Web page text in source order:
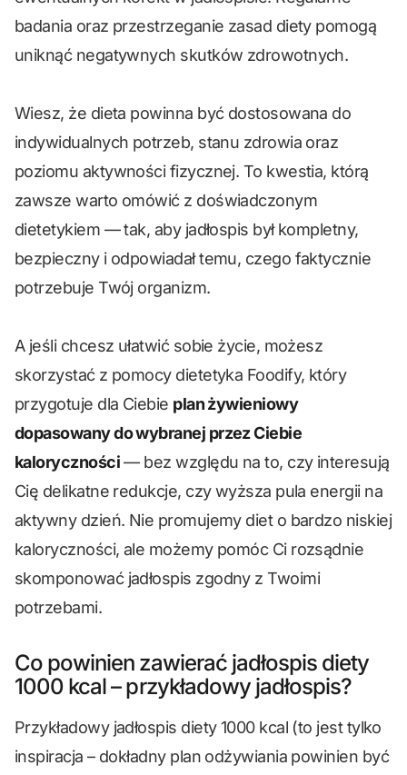
badania oraz przestrzeganie zasad diety pomogą
uniknąć negatywnych skutków zdrowotnych.
Wiesz, że dieta powinna być dostosowana do
indywidualnych potrzeb, stanu zdrowia oraz
poziomu aktywności fizycznej. To kwestia, którą
zawsze warto omówić z doświadczonym
dietetykiem — tak, aby jadłospis był kompletny,
bezpieczny i odpowiadał temu, czego faktycznie
potrzebuje Twój organizm.
A jeśli chcesz ułatwić sobie życie, możesz
skorzystać z pomocy dietetyka Foodify, który
przygotuje dla Ciebie plan żywieniowy
dopasowany do wybranej przez Ciebie
kaloryczności— bez względu na to, czy interesują
Cię delikatne redukcje, czy wyższa pula energii na
aktywny dzień. Nie promujemy diet o bardzo niskiej
kaloryczności, ale możemy pomóc Ci rozsądnie
skomponować jadłospis zgodny z Twoimi
potrzebami.
Co powinien zawierać jadłospis diety
1000 kcal – przykładowy jadłospis?
Przykładowy jadłospis diety 1000 kcal (to jest tylko
inspiracja – dokładny plan odżywiania powinien być